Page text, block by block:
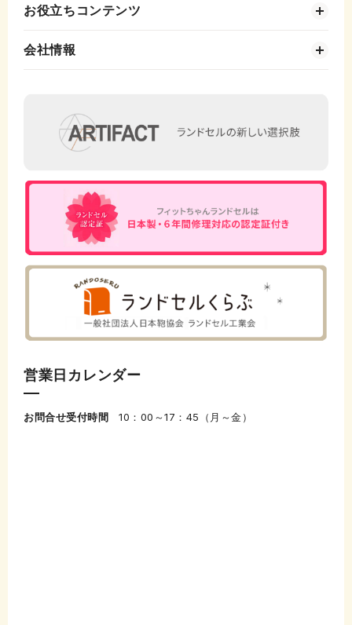
お役立ちコンテンツ
会社情報
営業日カレンダー
お問合せ受付時間 10：00～17：45（月～金）